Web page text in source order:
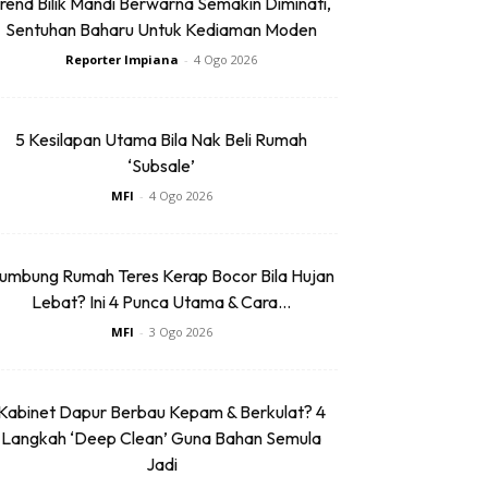
Sentuhan Baharu Untuk Kediaman Moden
Reporter Impiana - 4 Ogo 2026
5 Kesilapan Utama Bila Nak Beli Rumah
‘Subsale’
MFI - 4 Ogo 2026
Rumah Teres Kerap Bocor Bila Hujan
Lebat? Ini 4 Punca Utama & Cara...
MFI - 3 Ogo 2026
Dapur Berbau Kepam & Berkulat? 4
Langkah ‘Deep Clean’ Guna Bahan Semula
Jadi